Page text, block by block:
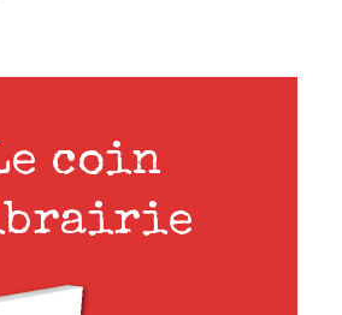
coin